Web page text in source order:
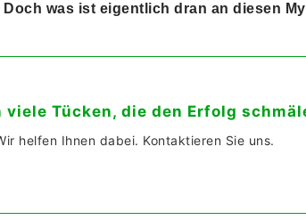
was ist eigentlich dran an diesen
Tücken, die den Erfolg
helfen Ihnen dabei. Kontaktieren Sie uns.